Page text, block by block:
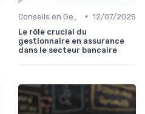
• 12/07/2025
Le rôle crucial du
gestionnaire en assurance
dans le secteur bancaire